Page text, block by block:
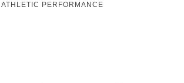
ATHLETIC PERFORMANCE